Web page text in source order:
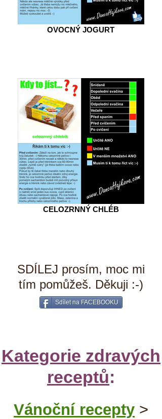
OVOCNÝ JOGURT
CELOZRNNÝ CHLÉB
SDÍLEJ prosím, moc mi
tím pomůžeš. Děkuji :-)
Sdílet na FACEBOOKU
Kategorie zdravých
receptů:
Vánoční recepty >